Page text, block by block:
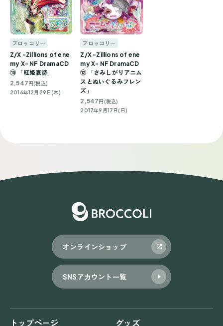
ブロッコリー
Z/X -Zillions of ene
my X- NF DramaCD
⑩ 「紅姫哀詩」
2,547円(税込)
2016年12月29日(木)
ブロッコリー
Z/X -Zillions of ene
my X- NF DramaCD
⑫ 「さみしがりアニム
スとぬいぐるみフレン
ズ」
2,547円(税込)
2017年9月17日(日)
オンラインショップ
SNSアカウント一覧
トップページ グッズ